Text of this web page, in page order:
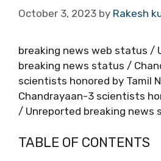
October 3, 2023 by Rakesh
breaking news web status /
breaking news status /
scientists honored by Tamil
Chandrayaan-3 scientists
/ Unreported breaking news
TABLE OF CONTENTS